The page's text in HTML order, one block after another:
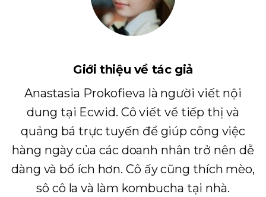
Giới thiệu về tác giả
Anastasia Prokofieva là người viết nội
dung tại Ecwid. Cô viết về tiếp thị và
quảng bá trực tuyến để giúp công việc
hàng ngày của các doanh nhân trở nên dễ
dàng và bổ ích hơn. Cô ấy cũng thích mèo,
sô cô la và làm kombucha tại nhà.